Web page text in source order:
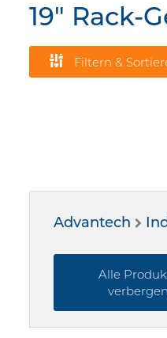
19" Rack-
Filtern &
Advantech
Alle
verbergen